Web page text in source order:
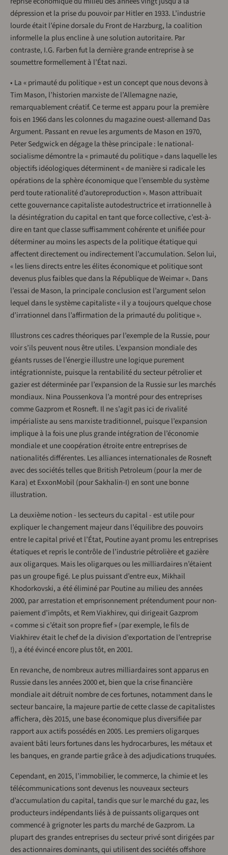
dépression et la prise du pouvoir par Hitler en 1933. L’industrie
lourde était l’épine dorsale du Front de Harzburg, la coalition
informelle la plus encline à une solution autoritaire. Par
contraste, I.G. Farben fut la dernière grande entreprise à se
soumettre formellement à l’État nazi.
• La « primauté du politique » est un concept que nous devons à
Tim Mason, l’historien marxiste de l’Allemagne nazie,
remarquablement créatif. Ce terme est apparu pour la première
fois en 1966 dans les colonnes du magazine ouest-allemand Das
Argument. Passant en revue les arguments de Mason en 1970,
Peter Sedgwick en dégage la thèse principale : le national-
socialisme démontre la « primauté du politique » dans laquelle les
objectifs idéologiques déterminent « de manière si radicale les
opérations de la sphère économique que l’ensemble du système
perd toute rationalité d’autoreproduction ». Mason attribuait
cette gouvernance capitaliste autodestructrice et irrationnelle à
la désintégration du capital en tant que force collective, c’est-à-
dire en tant que classe suffisamment cohérente et unifiée pour
déterminer au moins les aspects de la politique étatique qui
affectent directement ou indirectement l’accumulation. Selon lui,
« les liens directs entre les élites économique et politique sont
devenus plus faibles que dans la République de Weimar ». Dans
l’essai de Mason, la principale conclusion est l’argument selon
lequel dans le système capitaliste « il y a toujours quelque chose
d’irrationnel dans l’affirmation de la primauté du politique ».
Illustrons ces cadres théoriques par l’exemple de la Russie, pour
voir s’ils peuvent nous être utiles. L’expansion mondiale des
géants russes de l’énergie illustre une logique purement
intégrationniste, puisque la rentabilité du secteur pétrolier et
gazier est déterminée par l’expansion de la Russie sur les marchés
mondiaux. Nina Poussenkova l’a montré pour des entreprises
comme Gazprom et Rosneft. Il ne s’agit pas ici de rivalité
impérialiste au sens marxiste traditionnel, puisque l’expansion
implique à la fois une plus grande intégration de l’économie
mondiale et une coopération étroite entre entreprises de
nationalités différentes. Les alliances internationales de Rosneft
avec des sociétés telles que British Petroleum (pour la mer de
Kara) et ExxonMobil (pour Sakhalin-I) en sont une bonne
illustration.
La deuxième notion - les secteurs du capital - est utile pour
expliquer le changement majeur dans l’équilibre des pouvoirs
entre le capital privé et l’État, Poutine ayant promu les entreprises
étatiques et repris le contrôle de l’industrie pétrolière et gazière
aux oligarques. Mais les oligarques ou les milliardaires n’étaient
pas un groupe figé. Le plus puissant d’entre eux, Mikhail
Khodorkovski, a été éliminé par Poutine au milieu des années
2000, par arrestation et emprisonnement prétendument pour non-
paiement d’impôts, et Rem Viakhirev, qui dirigeait Gazprom
« comme si c’était son propre fief » (par exemple, le fils de
Viakhirev était le chef de la division d’exportation de l’entreprise
!), a été évincé encore plus tôt, en 2001.
En revanche, de nombreux autres milliardaires sont apparus en
Russie dans les années 2000 et, bien que la crise financière
mondiale ait détruit nombre de ces fortunes, notamment dans le
secteur bancaire, la majeure partie de cette classe de capitalistes
affichera, dès 2015, une base économique plus diversifiée par
rapport aux actifs possédés en 2005. Les premiers oligarques
avaient bâti leurs fortunes dans les hydrocarbures, les métaux et
les banques, en grande partie grâce à des adjudications truquées.
Cependant, en 2015, l’immobilier, le commerce, la chimie et les
télécommunications sont devenus les nouveaux secteurs
d’accumulation du capital, tandis que sur le marché du gaz, les
producteurs indépendants liés à de puissants oligarques ont
commencé à grignoter les parts du marché de Gazprom. La
plupart des grandes entreprises du secteur privé sont dirigées par
des actionnaires dominants, qui utilisent des sociétés offshore